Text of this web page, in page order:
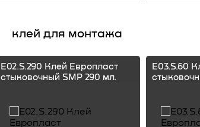
клей для монтажа
E02.S.290 Клей Европласт
стыковочный SMP 290 мл.
E03.S.60